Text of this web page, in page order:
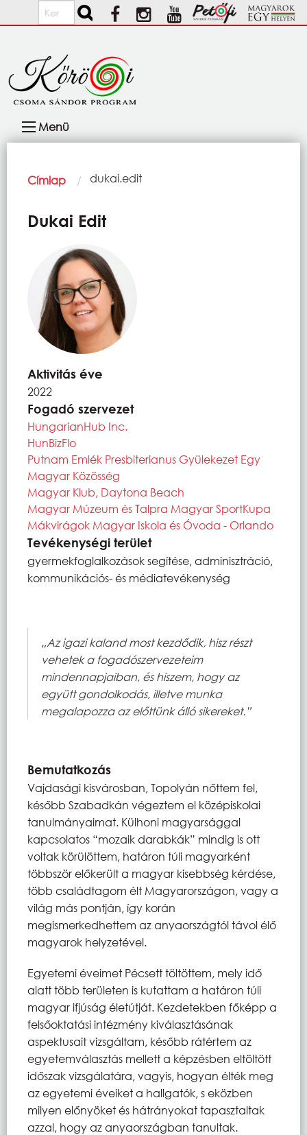
Ugrás a tartalomra
Keresés
navigáció
Menü
Morzsa
Címlap Current:
dukai.edit
Dukai Edit
Aktivitás éve
2022
Fogadó szervezet
HungarianHub Inc.
HunBizFlo
Putnam Emlék Presbiterianus Gyülekezet Egy
Magyar Közösség
Magyar Klub, Daytona Beach
Magyar Múzeum és Talpra Magyar SportKupa
Mákvirágok Magyar Iskola és Óvoda - Orlando
Tevékenységi terület
gyermekfoglalkozások segítése, adminisztráció,
kommunikációs- és médiatevékenység
„Az igazi kaland most kezdődik, hisz részt
vehetek a fogadószervezeteim
mindennapjaiban, és hiszem, hogy az
együtt gondolkodás, illetve munka
megalapozza az előttünk álló sikereket.”
Bemutatkozás
Vajdasági kisvárosban, Topolyán nőttem fel,
később Szabadkán végeztem el középiskolai
tanulmányaimat. Külhoni magyarsággal
kapcsolatos “mozaik darabkák” mindig is ott
voltak körülöttem, határon túli magyarként
többször előkerült a magyar kisebbség kérdése,
több családtagom élt Magyarországon, vagy a
világ más pontján, így korán
megismerkedhettem az anyaországtól távol élő
magyarok helyzetével.
Egyetemi éveimet Pécsett töltöttem, mely idő
alatt több területen is kutattam a határon túli
magyar ifjúság életútját. Kezdetekben főképp a
felsőoktatási intézmény kiválasztásának
aspektusait vizsgáltam, később rátértem az
egyetemválasztás mellett a képzésben eltöltött
időszak vizsgálatára, vagyis, hogyan élték meg
az egyetemi éveiket a hallgatók, s eközben
milyen előnyöket és hátrányokat tapasztaltak
azzal, hogy az anyaországban tanultak.